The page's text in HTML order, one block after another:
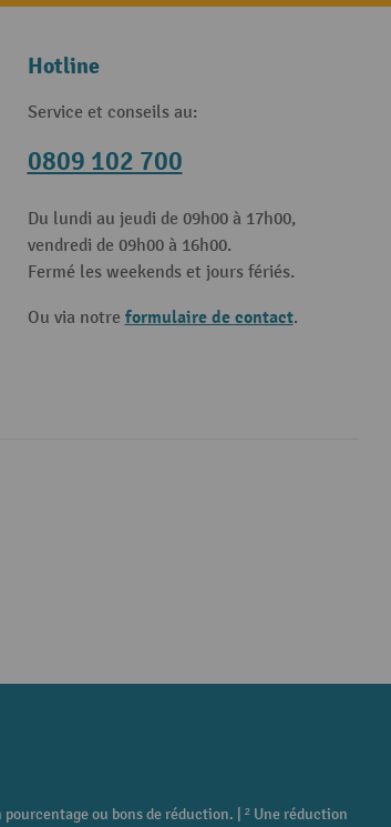
Hotline
Service et conseils au:
0809 102 700
Du lundi au jeudi de 09h00 à 17h00,
vendredi de 09h00 à 16h00.
Fermé les weekends et jours fériés.
Ou via notre formulaire de contact.
ou bons de réduction. | ² Une réduction